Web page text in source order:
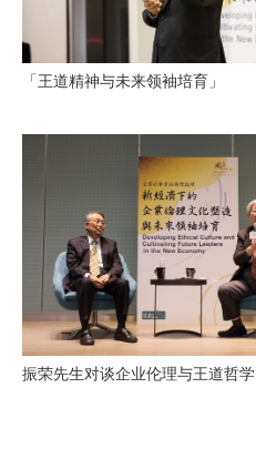
「王道精神与未来领袖培育」
振荣先生对谈企业伦理与王道哲学